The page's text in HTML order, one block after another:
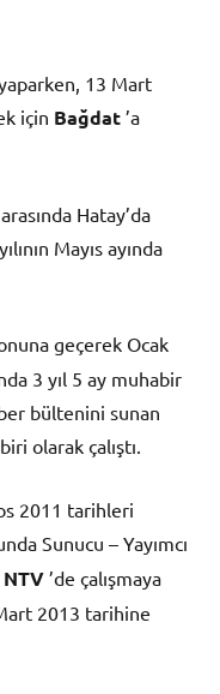
13 Mart
için Bağdat ’a
Hatay’da
Mayıs ayında
geçerek Ocak
3 yıl 5 ay muhabir
bültenini sunan
olarak çalıştı.
2011 tarihleri
Sunucu – Yayımcı
NTV ’de çalışmaya
2013 tarihine